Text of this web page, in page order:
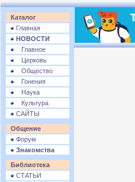
Каталог
Главная
НОВОСТИ
Главное
Церковь
Общество
Гонения
Наука
Культура
САЙТЫ
Общение
Форум
Знакомства
Библиотека
СТАТЬИ